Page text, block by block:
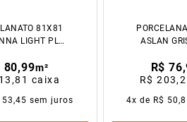
81X81
LIGHT PL
80,99m²
caixa
53,45 sem juros
ASLAN
R$
R$
4x de R$